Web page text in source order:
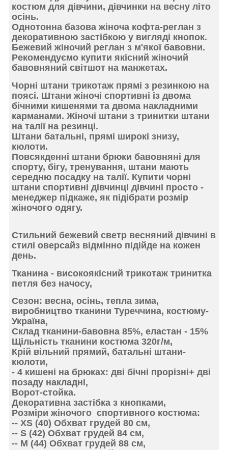
костюм для дівчини, дівчинки на весну літо
осінь.
Однотонна базова жіноча кофта-реглан з
декоративною застібкою у вигляді кнопок.
Бежевий жіночий реглан з м'якої бавовни.
Рекомендуємо купити якісний жіночий
бавовняний світшот на манжетах.
Чорні штани трикотаж прямі з резинкою на
поясі. Штани жіночі спортивні із двома
бічними кишенями та двома накладними
карманами. Жіночі штани з тринитки штани
на талії на резинці.
Штани батальні, прямі широкі знизу,
кюлоти.
Повсякденні штани брюки бавовняні для
спорту, бігу, тренування, штани мають
середню посадку на талії. Купити чорні
штани спортивні дівчинці дівчині просто -
менеджер підкаже, як підібрати розмір
жіночого одягу.
Стильний бежевий светр весняний дівчині в
стилі оверсайз відмінно підійде на кожен
день.
Тканина - високоякісний трикотаж тринитка
петля без начосу,
Сезон: весна, осінь, тепла зима,
виробництво тканини Туреччина, костюму-
Україна,
Склад тканини-бавовна 85%, еластан - 15%
Щільність тканини костюма 320г/м,
Крій вільний прямий, батальні штани-
кюлоти,
- 4 кишені на брюках: дві бічні прорізні+ дві
позаду накладні,
Ворот-стойка.
Декоративна застібка з кнопками,
Розміри жіночого спортивного костюма:
-- XS (40) Обхват грудей 80 см,
-- S (42) Обхват грудей 84 см,
-- М (44) Обхват грудей 88 см,